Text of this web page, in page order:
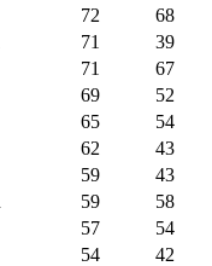
72
68
71
39
71
67
69
52
65
54
62
43
59
43
59
58
57
54
54
42